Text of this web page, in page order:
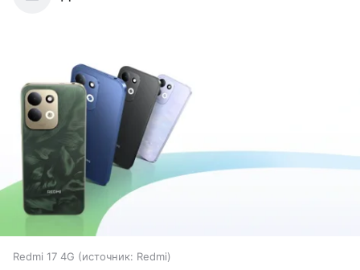
Redmi 17 4G источник: Redmi